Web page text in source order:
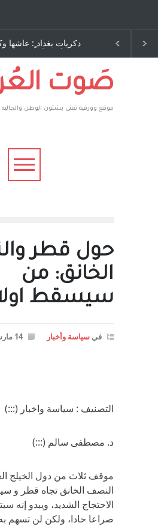
دكريات بغداد ٍ: عاشها وكتبها
:وليد رباح – نيوجرسي –
الولايات المتحدة الامريكية
كتب
صَوت
موقع وورقية تعنى بشئون الوطن والجاليه
حول قطر
الخانق: من
سيسقط
في سياسة وأخبار 14 مارس، 2014
التصنيف : سياسة واخبار (:::)
د. مصطفى سالم (:::)
موقف ثلاث من دول الخيلج
النصف الخانق تجاه قطر و
الاحتجاج الشديد، ويبدو إنه
صراعا حادا، ولكن لن تسهم